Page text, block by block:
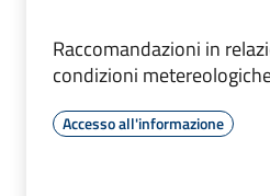
Raccomandazioni in
condizioni
Accesso all'informazione